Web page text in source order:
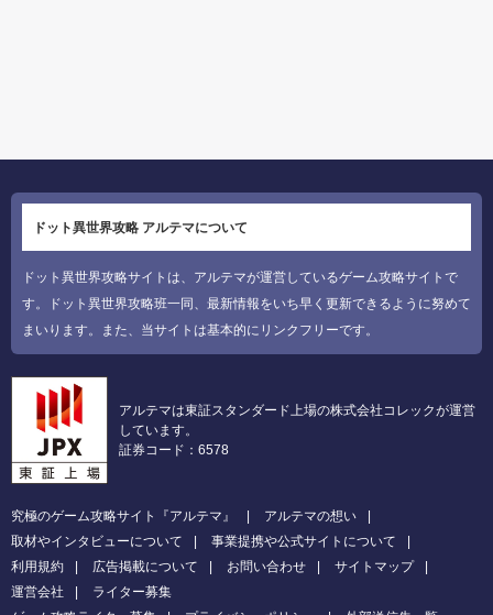
ドット異世界攻略 アルテマについて
ドット異世界攻略サイトは、アルテマが運営しているゲーム攻略サイトで
す。ドット異世界攻略班一同、最新情報をいち早く更新できるように努めて
まいります。また、当サイトは基本的にリンクフリーです。
アルテマは東証スタンダード上場の株式会社コレックが運営
しています。
証券コード：6578
究極のゲーム攻略サイト『アルテマ』
アルテマの想い
取材やインタビューについて
事業提携や公式サイトについて
利用規約
広告掲載について お問い合わせ
サイトマップ
運営会社
ライター募集